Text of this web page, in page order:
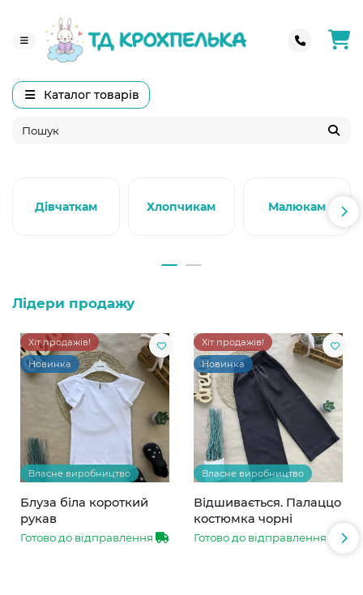
Каталог товарів
Дівчаткам Хлопчикам Малюкам
Лідери продажу
Хіт продажів!
Новинка
Власне виробництво
Блуза біла короткий
рукав
Готово до відправлення
Хіт продажів!
Новинка
Власне виробництво
Відшивається. Палаццо
костюмка чорні
Готово до відправлення